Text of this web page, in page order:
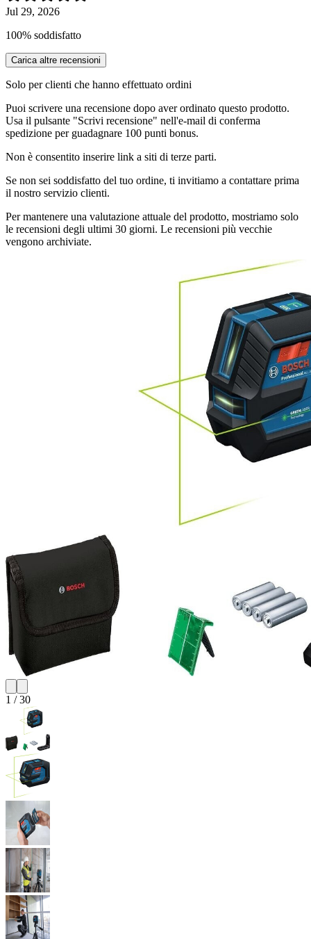
Jul 29, 2026
100% soddisfatto
Carica altre recensioni
Solo per clienti che hanno effettuato ordini
Puoi scrivere una recensione dopo aver ordinato questo prodotto.
Usa il pulsante "Scrivi recensione" nell'e-mail di conferma
spedizione per guadagnare 100 punti bonus.
Non è consentito inserire link a siti di terze parti.
Se non sei soddisfatto del tuo ordine, ti invitiamo a contattare prima
il nostro servizio clienti.
Per mantenere una valutazione attuale del prodotto, mostriamo solo
le recensioni degli ultimi 30 giorni. Le recensioni più vecchie
vengono archiviate.
1 /30